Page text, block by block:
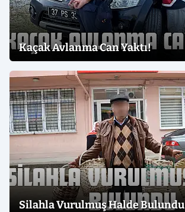
Kaçak Avlanma Can Yaktı!
Silahla Vurulmuş Halde Bulundu